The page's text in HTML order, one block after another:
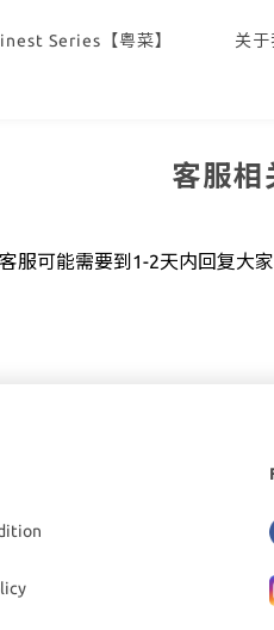
Series【粤菜】 关于
客服相
服可能需要到1-2天内回复大